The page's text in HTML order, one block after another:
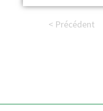
< Précédent